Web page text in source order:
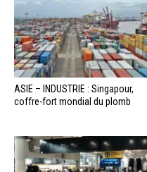
ASIE – INDUSTRIE : Singapour,
coffre-fort mondial du plomb